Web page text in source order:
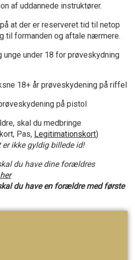
af uddannede instruktører.
at der er reserveret tid til netop
til formanden og aftale nærmere.
unge under 18 for prøveskydning
18+ år prøveskydening på riffel
på pistol
skal du medbringe
Pas, Legitimationskort)
ikke gyldig billede id!
du have dine forældres
du have en forældre med første